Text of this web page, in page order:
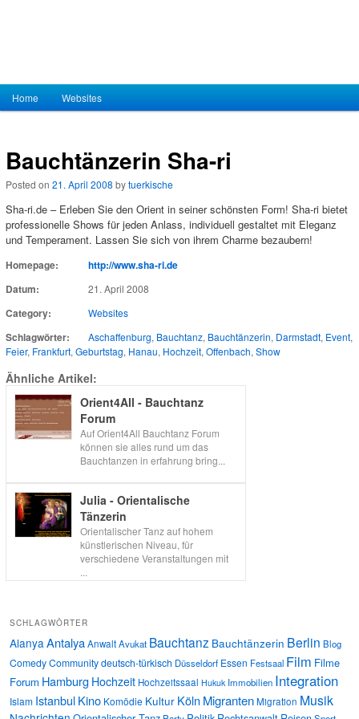
Hauptmenü
Zum Inhalt wechseln
Zum sekundären Inhalt wechseln
Home Websites
Bauchtänzerin Sha-ri
Posted on 21. April 2008 bytuerkische
Sha-ri.de – Erleben Sie den Orient in seiner schönsten Form! Sha-ri bietet
professionelle Shows für jeden Anlass, individuell gestaltet mit Eleganz
und Temperament. Lassen Sie sich von ihrem Charme bezaubern!
Homepage:
http://www.sha-ri.de
Datum:
21. April 2008
Category: Websites
Schlagwörter: Aschaffenburg, Bauchtanz, Bauchtänzerin, Darmstadt, Event,
Feier, Frankfurt, Geburtstag, Hanau, Hochzeit, Offenbach, Show
Ähnliche Artikel:
Orient4All - Bauchtanz
Forum
Auf Orient4All Bauchtanz Forum
können sie alles rund um das
Bauchtanzen in erfahrung bring...
Julia - Orientalische
Tänzerin
Orientalischer Tanz auf hohem
künstlerischen Niveau, für
verschiedene Veranstaltungen mit
...
SCHLAGWÖRTER
Alanya AntalyaAnwaltAvukat Bauchtanz Bauchtänzerin Berlin Blog
ComedyCommunitydeutsch-türkisch Düsseldorf Essen Festsaal Film Filme
Forum Hamburg Hochzeit Hochzeitssaal Hukuk Immobilien Integration
Islam IstanbulKino Komödie Kultur Köln MigrantenMigration Musik